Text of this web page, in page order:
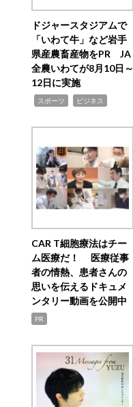
ドジャースタジアムで
「いわて牛」など岩手
県産農畜産物をPR JA
全農いわてが8月10日～
12日に実施
スポーツ ビジネス
CAR T細胞療法はチー
ム医療だ！ 医療従事
者の情熱、患者さんの
思いを伝えるドキュメ
ンタリー動画を公開中
PR